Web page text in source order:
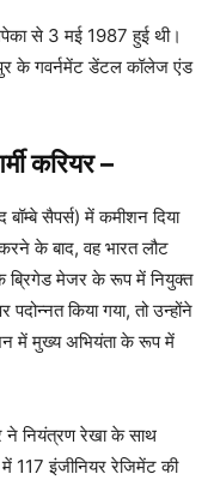
से 3 मई 1987 हुई थी।
के गवर्नमेंट डेंटल कॉलेज एंड
करियर–
सैपर्स) में कमीशन दिया
के बाद, वह भारत लौट
के ब्रिगेड मेजर के रूप में नियुक्त
किया गया, तो उन्होंने
में मुख्य अभियंता के रूप में
नियंत्रण रेखा के साथ
117 इंजीनियर रेजिमेंट की